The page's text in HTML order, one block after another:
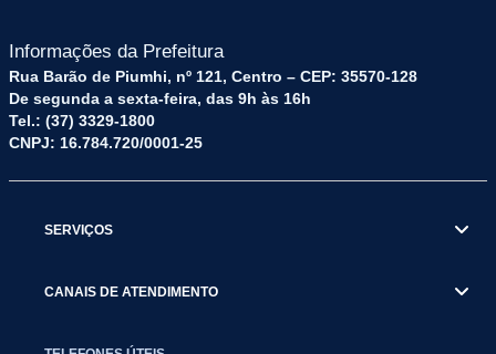
Informações da Prefeitura
Rua Barão de Piumhi, nº 121, Centro – CEP: 35570-128
De segunda a sexta-feira, das 9h às 16h
Tel.: (37) 3329-1800
CNPJ: 16.784.720/0001-25
SERVIÇOS
CANAIS DE ATENDIMENTO